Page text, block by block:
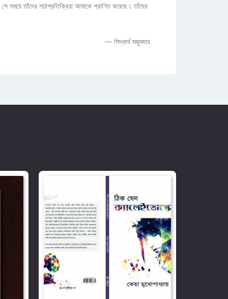
তাঁদের পাঠপ্রতিক্রিয়া আমাকে প্রাণিত করেছে। তাঁদের
— সিদ্ধার্থ মজুমদার